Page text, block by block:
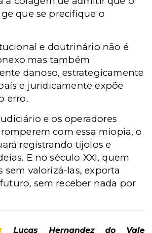
que se precifique o
e doutrinário não é
mas também
danoso, estrategicamente
e juridicamente expõe
erro.
e os operadores
com essa miopia, o
registrando tijolos e
E no século XXI, quem
sem valorizá-las, exporta
sem receber nada por
Lucas Hernandez do Vale